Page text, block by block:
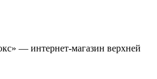
— интернет-магазин верхней